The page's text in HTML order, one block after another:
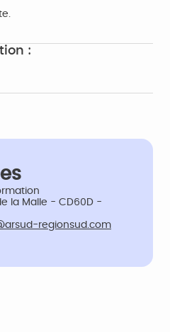
:
la Malle - CD60D -
regionsud.com